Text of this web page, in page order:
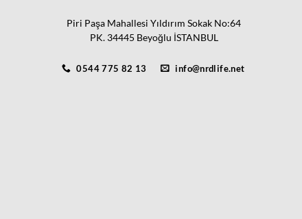
Piri Paşa Mahallesi Yıldırım Sokak No:64
PK. 34445 Beyoğlu İSTANBUL
0544 775 82 13 info@nrdlife.net